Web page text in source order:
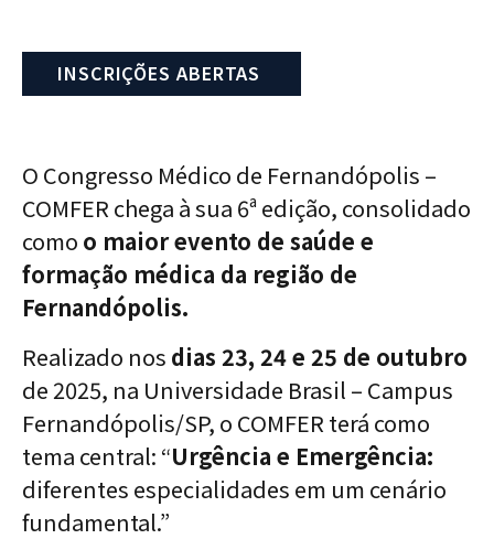
INSCRIÇÕES ABERTAS
O Congresso Médico de Fernandópolis –
COMFER chega à sua 6ª edição, consolidado
como o maior evento de saúde e
formação médica da região de
Fernandópolis.
Realizado nos dias 23, 24 e 25 de outubro
de 2025, na Universidade Brasil – Campus
Fernandópolis/SP, o COMFER terá como
tema central: “Urgência e Emergência:
diferentes especialidades em um cenário
fundamental.”